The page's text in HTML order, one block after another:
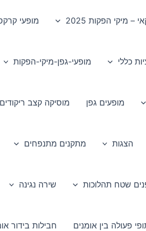
מיקי הפקות 2025 מופעי
כללי מופעי-גפן-מיקי-הפקות
מופעים גפן מוסיקה קצב ריקודים
הצגות מתקנים מתנפחים
שטח תהלוכות שירה נגינה
פעולה בין אומנים חבילות בידור